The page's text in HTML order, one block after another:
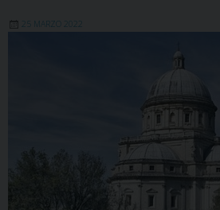
25 MARZO 2022